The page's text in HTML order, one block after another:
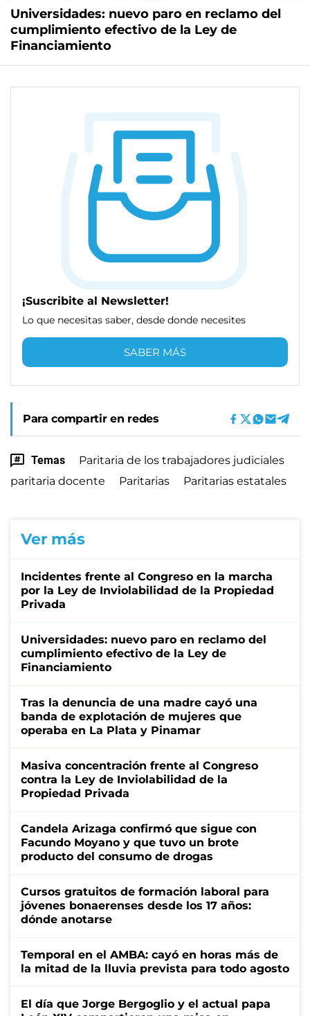
Universidades: nuevo paro en reclamo del
cumplimiento efectivo de la Ley de
Financiamiento
¡Suscribite al Newsletter!
Lo que necesitas saber, desde donde necesites
SABER MÁS
Para compartir en redes
Temas
Paritaria de los trabajadores judiciales
paritaria docente
Paritarias Paritarias estatales
Ver más
Incidentes frente al Congreso en la marcha
por la Ley de Inviolabilidad de la Propiedad
Privada
Universidades: nuevo paro en reclamo del
cumplimiento efectivo de la Ley de
Financiamiento
Tras la denuncia de una madre cayó una
banda de explotación de mujeres que
operaba en La Plata y Pinamar
Masiva concentración frente al Congreso
contra la Ley de Inviolabilidad de la
Propiedad Privada
Candela Arizaga confirmó que sigue con
Facundo Moyano y que tuvo un brote
producto del consumo de drogas
Cursos gratuitos de formación laboral para
jóvenes bonaerenses desde los 17 años:
dónde anotarse
Temporal en el AMBA: cayó en horas más de
la mitad de la lluvia prevista para todo agosto
El día que Jorge Bergoglio y el actual papa